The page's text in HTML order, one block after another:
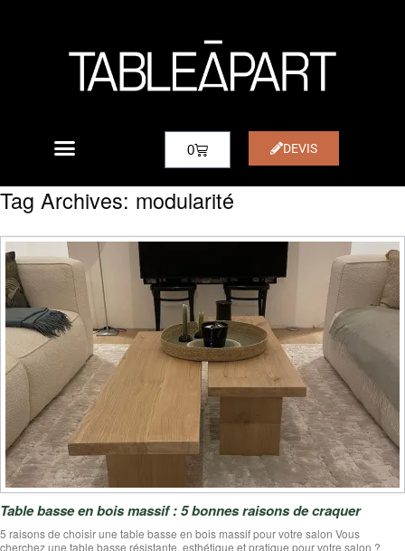
0 DEVIS
Tag Archives: modularité
Table basse en bois massif : 5 bonnes raisons de craquer
5 raisons de choisir une table basse en bois massif pour votre salon Vous
cherchez une table basse résistante, esthétique et pratique pour votre salon ?